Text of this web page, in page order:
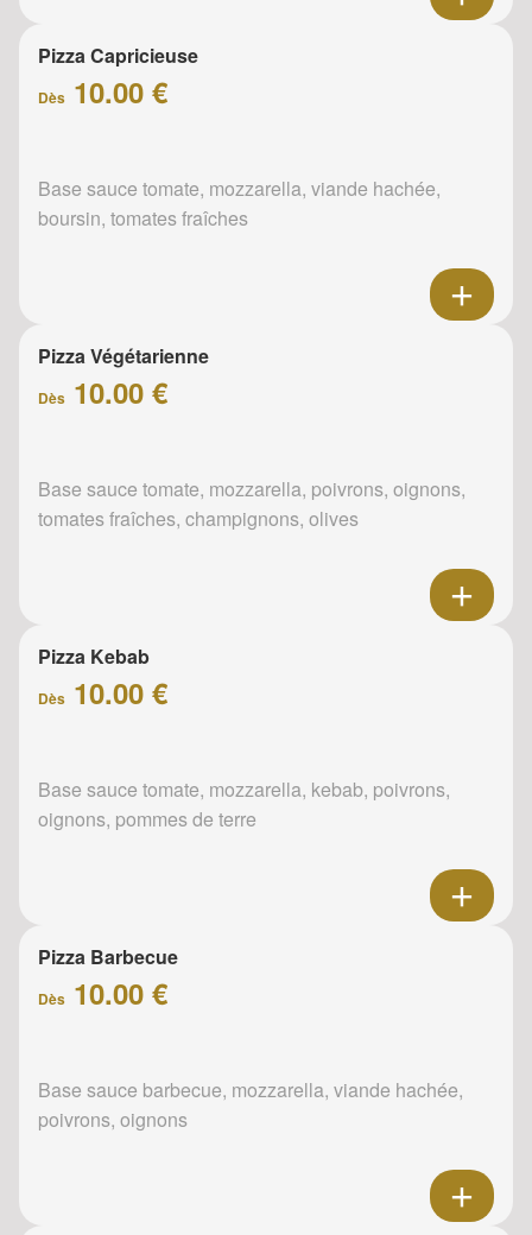
Pizza Capricieuse
Dès 10.00 €
Base sauce tomate, mozzarella, viande hachée,
boursin, tomates fraîches
Pizza Végétarienne
Dès 10.00 €
Base sauce tomate, mozzarella, poivrons, oignons,
tomates fraîches, champignons, olives
Pizza Kebab
Dès 10.00 €
Base sauce tomate, mozzarella, kebab, poivrons,
oignons, pommes de terre
Pizza Barbecue
Dès 10.00 €
Base sauce barbecue, mozzarella, viande hachée,
poivrons, oignons